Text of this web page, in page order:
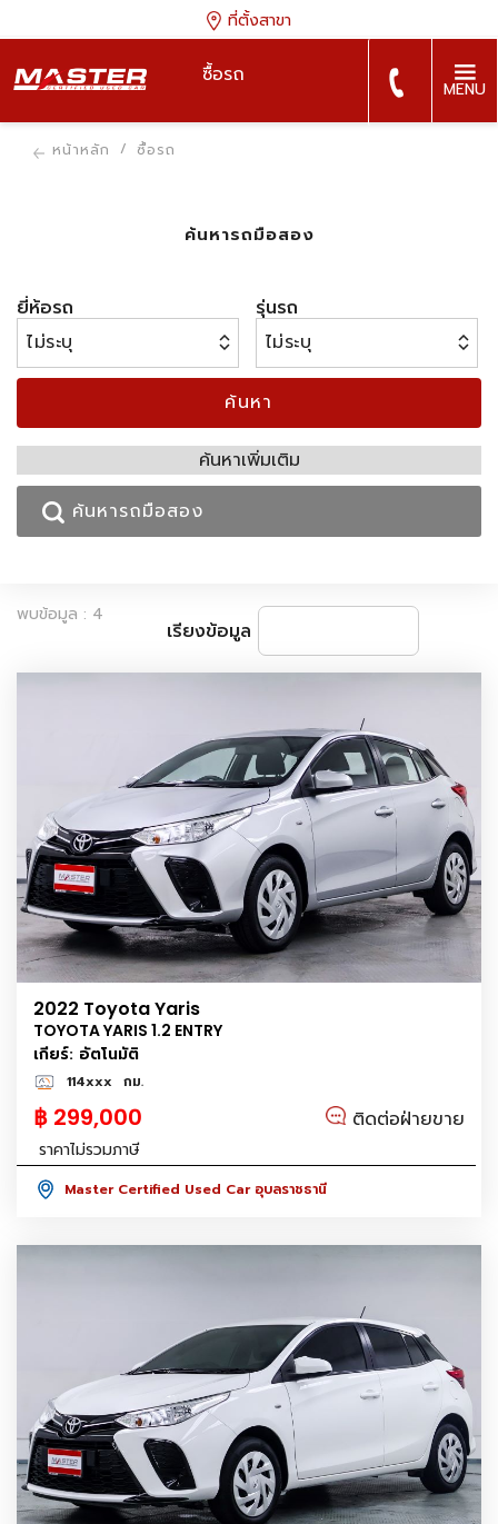
ที่ตั้งสาขา
ซื้อรถ
MENU
หน้าหลัก ซื้อรถ
ค้นหารถมือสอง
ยี่ห้อรถ รุ่นรถ
ค้นหา
ค้นหาเพิ่มเติม
พบข้อมูล : 4
เรียงข้อมูล
2022 Toyota Yaris
TOYOTA YARIS 1.2 ENTRY
เกียร์: อัตโนมัติ
114xxx กม.
฿ 299,000 ติดต่อฝ่ายขาย
ราคาไม่รวมภาษี
Master Certified Used Car อุบลราชธานี